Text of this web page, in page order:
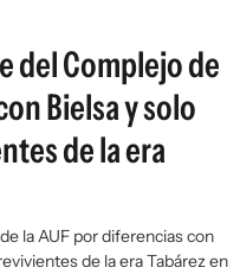
del Complejo de
Bielsa y solo
de la era
la AUF por diferencias con
de la era Tabárez en